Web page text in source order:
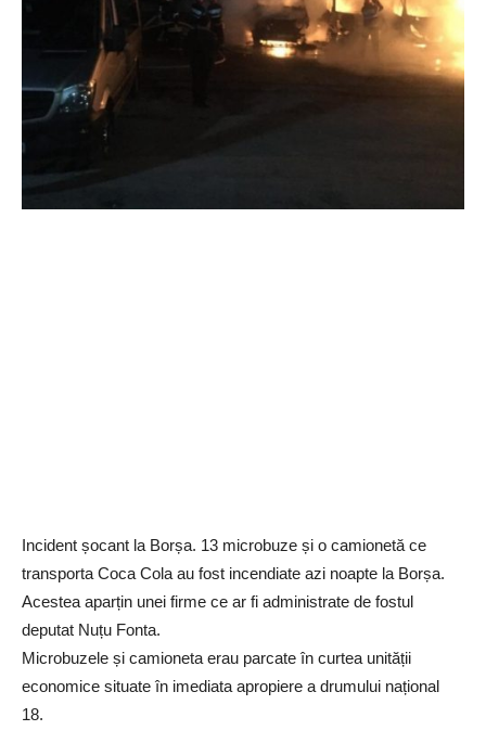
Incident șocant la Borșa. 13 microbuze și o camionetă ce
transporta Coca Cola au fost incendiate azi noapte la Borșa.
Acestea aparțin unei firme ce ar fi administrate de fostul
deputat Nuțu Fonta.
Microbuzele și camioneta erau parcate în curtea unității
economice situate în imediata apropiere a drumului național
18.